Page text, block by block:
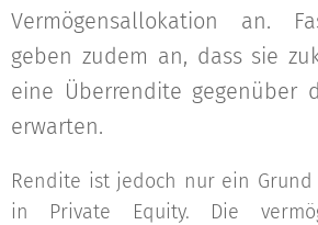
Vermögensallokation an.
geben zudem an, dass sie
eine Überrendite gegenüber
erwarten.
Rendite ist jedoch nur ein
in Private Equity. Die